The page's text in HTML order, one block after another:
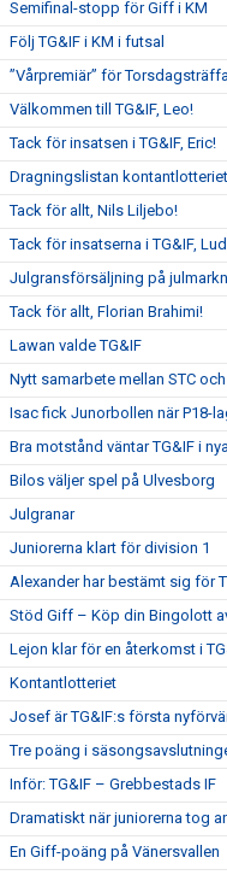
Semifinal-stopp för Giff i KM
Följ TG&IF i KM i futsal
”Vårpremiär” för
Välkommen till TG&IF, Leo!
Tack för insatsen i TG&IF, Eric!
Dragningslistan kontantlotteriet
Tack för allt, Nils Liljebo!
Tack för insatserna i TG&IF,
Julgransförsäljning på
Tack för allt, Florian Brahimi!
Lawan valde TG&IF
Nytt samarbete mellan STC
Isac fick Junorbollen när P18-
Bra motstånd väntar TG&IF i
Bilos väljer spel på Ulvesborg
Julgranar
Juniorerna klart för division 1
Alexander har bestämt sig för
Stöd Giff – Köp din Bingolott
Lejon klar för en återkomst i
Kontantlotteriet
Josef är TG&IF:s första
Tre poäng i
Inför: TG&IF – Grebbestads IF
Dramatiskt när juniorerna tog
En Giff-poäng på Vänersvallen